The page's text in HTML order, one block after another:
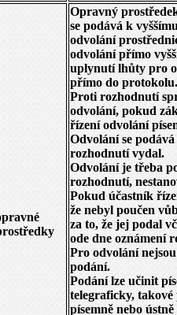
Opravný
se podává k
odvolání
odvolání přímo
uplynutí lhůty pro
přímo do protokolu.
Proti rozhodnutí
odvolání, pokud
řízení odvolání
Odvolání se
rozhodnutí vydal.
Odvolání je třeba
rozhodnutí,
Pokud účastník
že nebyl poučen
za to, že jej podal
ode dne oznámení
Pro odvolání
podání.
Podání lze učinit
telegraficky,
písemně nebo